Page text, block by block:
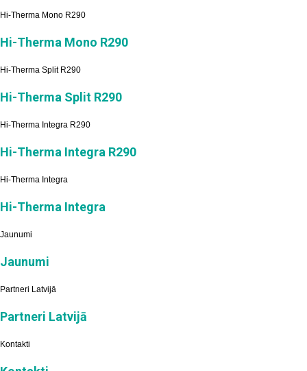
Hi-Therma Mono R290
Hi-Therma Mono R290
Hi-Therma Split R290
Hi-Therma Split R290
Hi-Therma Integra R290
Hi-Therma Integra R290
Hi-Therma Integra
Hi-Therma Integra
Jaunumi
Jaunumi
Partneri Latvijā
Partneri Latvijā
Kontakti